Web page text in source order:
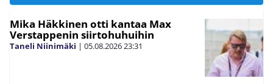
Mika Häkkinen otti kantaa Max
Verstappenin siirtohuhuihin
Taneli Niinimäki | 05.08.2026 23:31